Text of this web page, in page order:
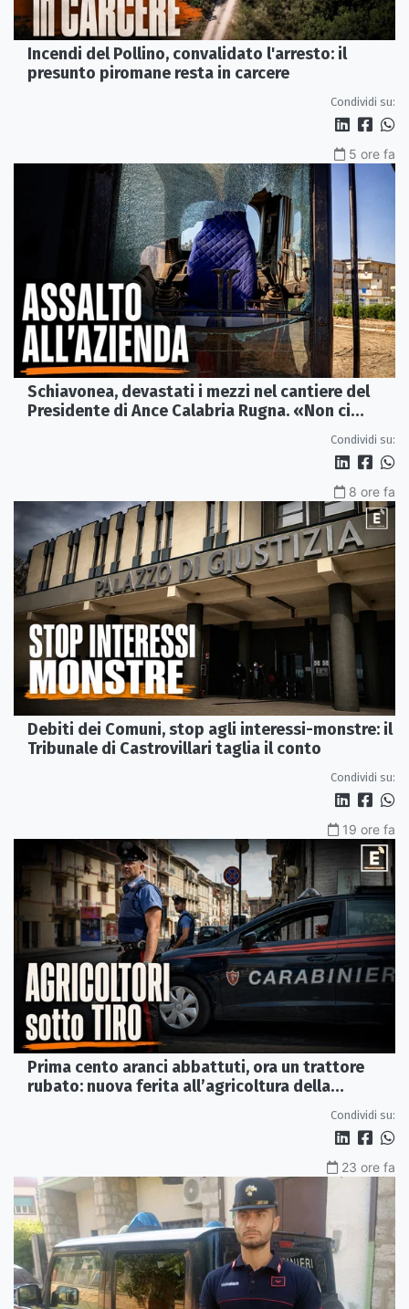
Incendi del Pollino, convalidato l'arresto: il
presunto piromane resta in carcere
Condividi su:
5 ore fa
Schiavonea, devastati i mezzi nel cantiere del
Presidente di Ance Calabria Rugna. «Non ci
Condividi su:
8 ore fa
Debiti dei Comuni, stop agli interessi-monstre: il
Tribunale di Castrovillari taglia il conto
Condividi su:
19 ore fa
Prima cento aranci abbattuti, ora un trattore
rubato: nuova ferita all’agricoltura della
Condividi su:
23 ore fa